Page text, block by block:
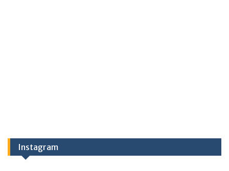
Instagram